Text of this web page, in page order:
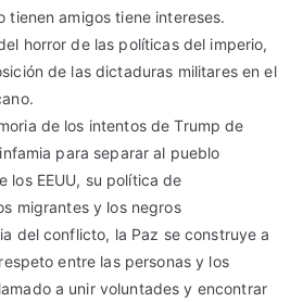
tienen amigos tiene intereses.
horror de las políticas del imperio,
de las dictaduras militares en el
de los intentos de Trump de
para separar al pueblo
los EEUU, su política de
migrantes y los negros
del conflicto, la Paz se construye a
entre las personas y los
a unir voluntades y encontrar